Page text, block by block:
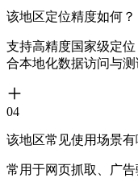
该地区定位精度如何？
支持高精度国家级定
合本地化数据访问与测
04
该地区常见使用场景有
常用于网页抓取、广